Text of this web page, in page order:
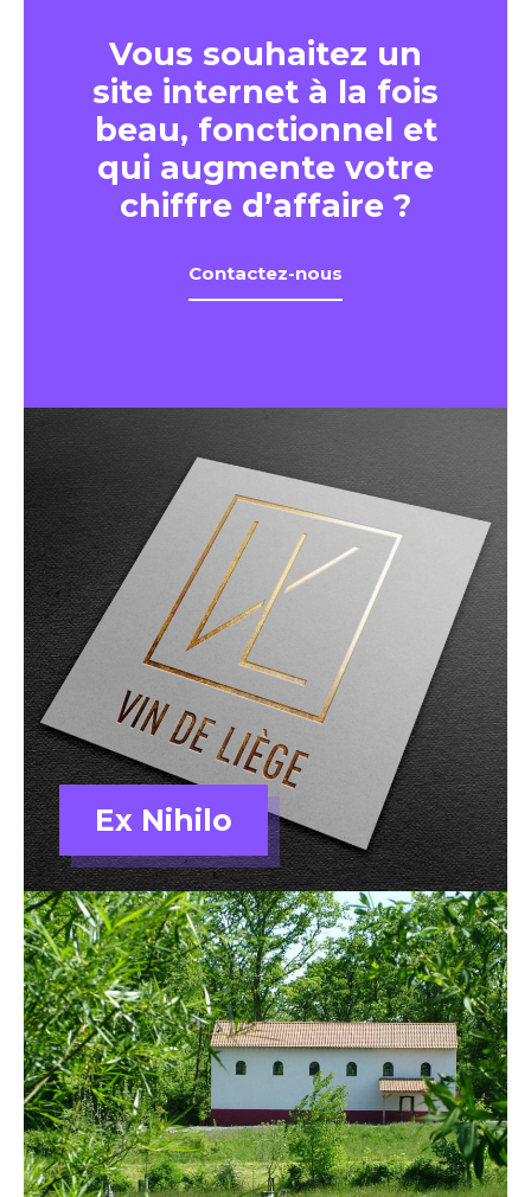
Vous souhaitez un
site internet à la fois
beau, fonctionnel et
qui augmente votre
chiffre d’affaire ?
Contactez-nous
Ex Nihilo